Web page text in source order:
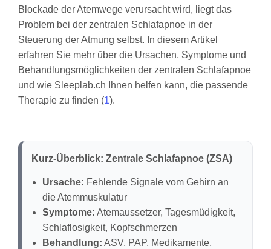
Blockade der Atemwege verursacht wird, liegt das
Problem bei der zentralen Schlafapnoe in der
Steuerung der Atmung selbst. In diesem Artikel
erfahren Sie mehr über die Ursachen, Symptome und
Behandlungsmöglichkeiten der zentralen Schlafapnoe
und wie Sleeplab.ch Ihnen helfen kann, die passende
Therapie zu finden (1).
Kurz-Überblick: Zentrale Schlafapnoe (ZSA)
Ursache: Fehlende Signale vom Gehirn an
die Atemmuskulatur
Symptome: Atemaussetzer, Tagesmüdigkeit,
Schlaflosigkeit, Kopfschmerzen
Behandlung: ASV, PAP, Medikamente,